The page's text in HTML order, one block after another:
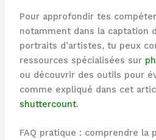
Pour approfondir tes
notamment dans la captation
portraits d’artistes, tu peux
ressources spécialisées sur
ou découvrir des outils pour
comme expliqué dans cet
shuttercount.
FAQ pratique : comprendre la